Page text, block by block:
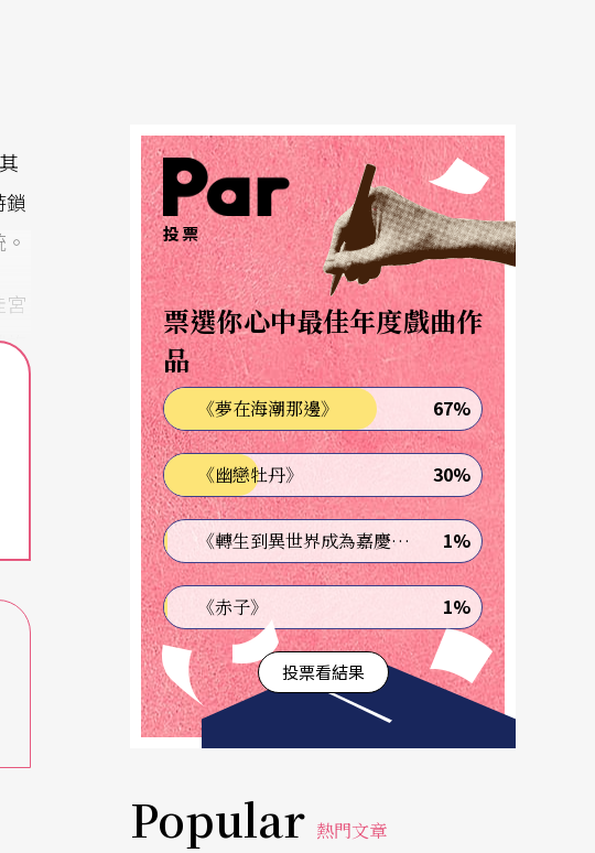
鎖
宮
南
投票
票選你心中最佳年度戲曲作
品
《夢在海潮那邊》 67%
《幽戀牡丹》 30%
《轉生到異世界成為嘉慶君—發現我的祖先是詐騙集團!?》 1%
《赤子》 1%
投票看結果
Popular 熱門文章